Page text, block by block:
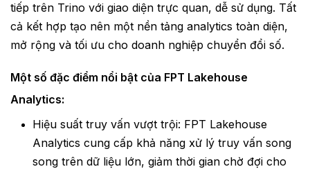
tiếp trên Trino với giao diện trực quan, dễ sử dụng. Tất
cả kết hợp tạo nên một nền tảng analytics toàn diện,
mở rộng và tối ưu cho doanh nghiệp chuyển đổi số.
Một số đặc điểm nổi bật của FPT Lakehouse
Analytics:
Hiệu suất truy vấn vượt trội: FPT Lakehouse
Analytics cung cấp khả năng xử lý truy vấn song
song trên dữ liệu lớn, giảm thời gian chờ đợi cho